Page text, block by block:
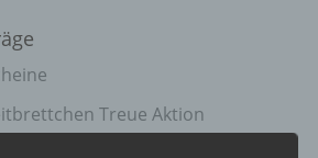
Treue Aktion